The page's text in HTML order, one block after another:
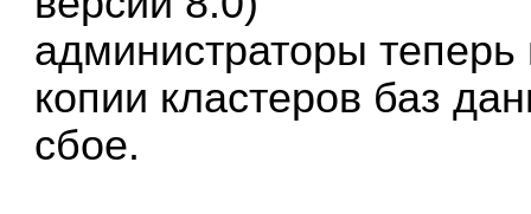
администраторы теперь
копии кластеров баз
сбое.